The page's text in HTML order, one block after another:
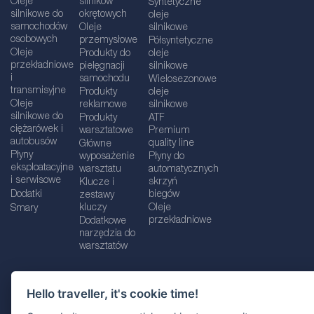
Hello traveller, it's cookie time!
silnikowe do
samochodów
osobowych
Oleje
przekładniowe
i
transmisyjne
Oleje
silnikowe do
ciężarówek i
autobusów
Płyny
eksploatacyjne
i serwisowe
Dodatki
Smary
okrętowych
Oleje
przemysłowe
Produkty do
pielęgnacji
samochodu
Produkty
reklamowe
Produkty
warsztatowe
Główne
wyposażenie
warsztatu
Klucze i
zestawy
kluczy
Dodatkowe
narzędzia do
warsztatów
Syntetyczne
oleje
silnikowe
Półsyntetyczne
oleje
silnikowe
Wielosezonowe
oleje
silnikowe
ATF
Premium
quality line
Płyny do
automatycznych
skrzyń
biegów
Oleje
przekładniowe